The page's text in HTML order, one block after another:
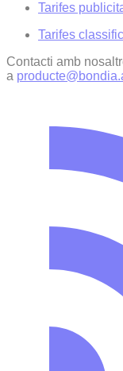
Tarifes
Tarifes
Contacti amb
a